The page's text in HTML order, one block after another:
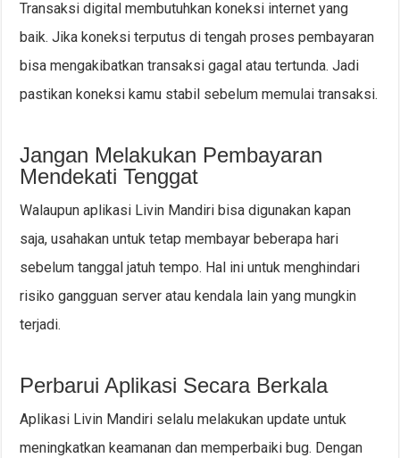
Transaksi digital membutuhkan koneksi internet yang
baik. Jika koneksi terputus di tengah proses pembayaran
bisa mengakibatkan transaksi gagal atau tertunda. Jadi
pastikan koneksi kamu stabil sebelum memulai transaksi.
Jangan Melakukan Pembayaran
Mendekati Tenggat
Walaupun aplikasi Livin Mandiri bisa digunakan kapan
saja, usahakan untuk tetap membayar beberapa hari
sebelum tanggal jatuh tempo. Hal ini untuk menghindari
risiko gangguan server atau kendala lain yang mungkin
terjadi.
Perbarui Aplikasi Secara Berkala
Aplikasi Livin Mandiri selalu melakukan update untuk
meningkatkan keamanan dan memperbaiki bug. Dengan